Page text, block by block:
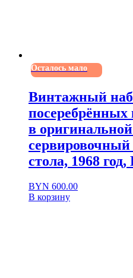
Осталось мало
Винтажный
посеребрённых
в
стола, 1968
BYN 600.00
В корзину